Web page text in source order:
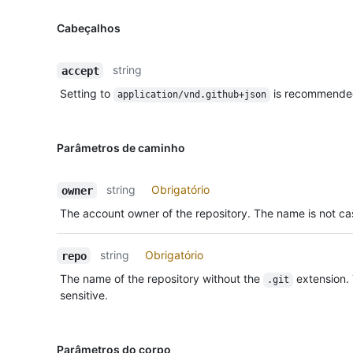
Cabeçalhos
accept
string
Setting to
application/vnd.github+json is
Parâmetros de caminho
owner string
Obrigatório
The account owner of the repository. The name is not
repo string
Obrigatório
The name of the repository without the
.git
extension.
sensitive.
Parâmetros do corpo